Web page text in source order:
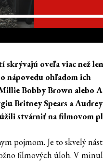
skrývajú oveľa viac než
nápovedu ohľadom ich
Bobby Brown alebo
Britney Spears a Audrey
stvárniť na filmovom
pojmom. Je to skvelý
filmových úloh. V